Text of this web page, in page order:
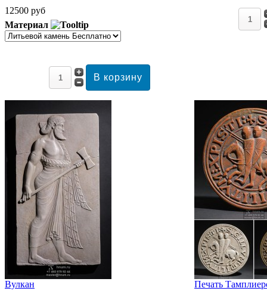
12500 руб
Материал
Вулкан
Печать